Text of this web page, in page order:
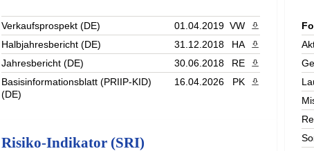
Verkaufsprospekt (DE) 01.04.2019 VW
PDF
Halbjahresbericht (DE)
31.12.2018 HA
PDF
Jahresbericht (DE)
30.06.2018 RE
PDF
Basisinformationsblatt (PRIIP-KID)
(DE)
16.04.2026 PK PDF
Risiko-Indikator (SRI)